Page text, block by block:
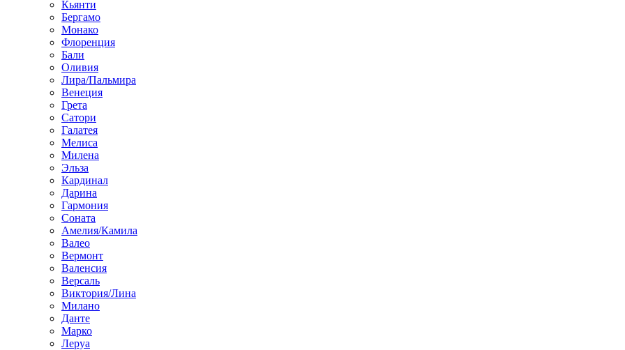
Кьянти
Бергамо
Монако
Флоренция
Бали
Оливия
Лира/Пальмира
Венеция
Грета
Сатори
Галатея
Мелиса
Милена
Эльза
Кардинал
Дарина
Гармония
Соната
Амелия/Камила
Валео
Вермонт
Валенсия
Версаль
Виктория/Лина
Милано
Данте
Марко
Леруа